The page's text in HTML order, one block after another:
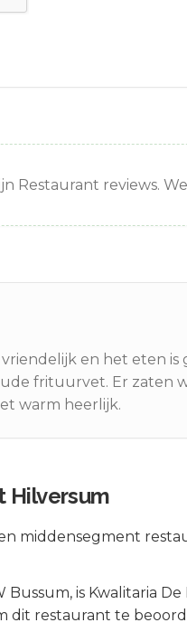
Restaurant reviews.
en het eten is
frituurvet. Er zaten
warm heerlijk.
Hilversum
middensegment
Bussum, is Kwalitaria
dit restaurant te